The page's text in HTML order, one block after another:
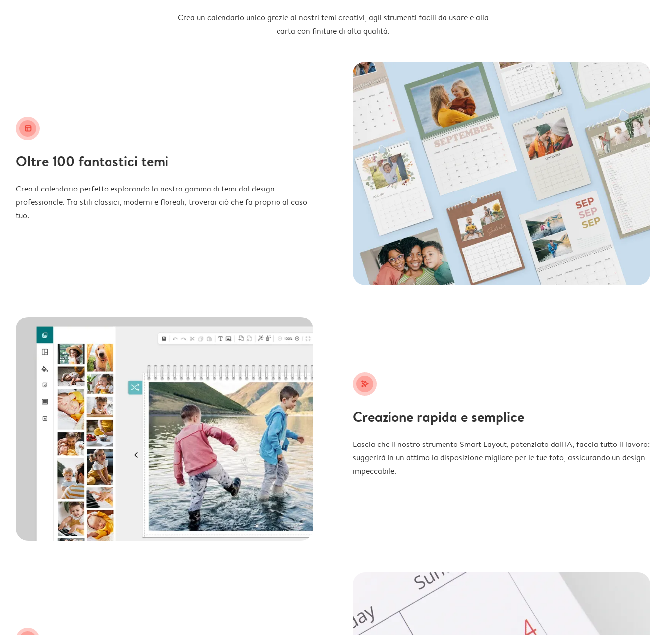
Crea un calendario unico grazie ai nostri temi creativi, agli strumenti facili da usare e alla
carta con finiture di alta qualità.
layout_alt
Oltre 100 fantastici temi
Crea il calendario perfetto esplorando la nostra gamma di temi dal design
professionale. Tra stili classici, moderni e floreali, troverai ciò che fa proprio al caso
tuo.
stars_plus
Creazione rapida e semplice
Lascia che il nostro strumento Smart Layout, potenziato dall'IA, faccia tutto il lavoro:
suggerirà in un attimo la disposizione migliore per le tue foto, assicurando un design
impeccabile.